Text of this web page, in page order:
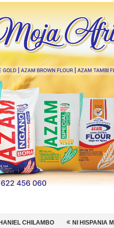
NI HISPANIA MABINGWA WA DUNIA